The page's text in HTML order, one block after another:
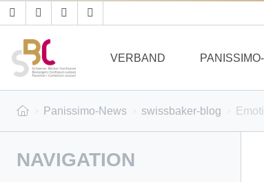
VERBAND
Panissimo-News swissbaker-blog
NAVIGATION